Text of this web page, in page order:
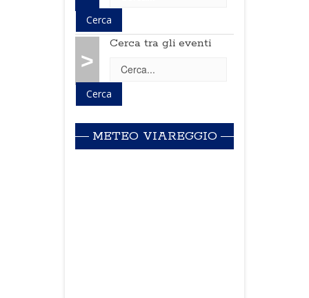
>
Cerca tra gli eventi
METEO VIAREGGIO